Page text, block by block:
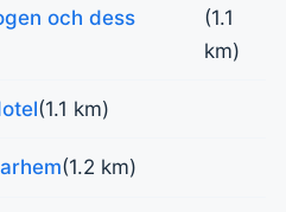
och dess
(1.1
km)
(1.1 km)
(1.2 km)